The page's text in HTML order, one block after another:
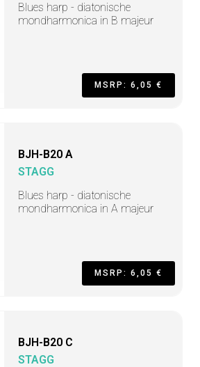
Blues harp - diatonische
mondharmonica in B majeur
MSRP: 6,05 €
BJH-B20 A
STAGG
Blues harp - diatonische
mondharmonica in A majeur
MSRP: 6,05 €
BJH-B20 C
STAGG